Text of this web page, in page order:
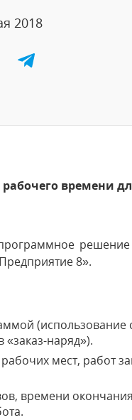
2018
времени
решение
8».
(использование
наряд»).
мест, работ
времени